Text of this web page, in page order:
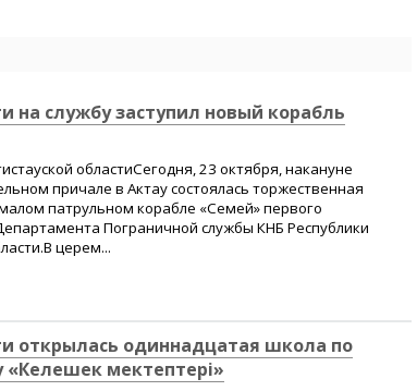
на службу заступил новый корабль
областиСегодня, 23 октября, накануне
причале в Актау состоялась торжественная
патрульном корабле «Семей» первого
Пограничной службы КНБ Республики
церем...
открылась одиннадцатая школа по
мектептері»